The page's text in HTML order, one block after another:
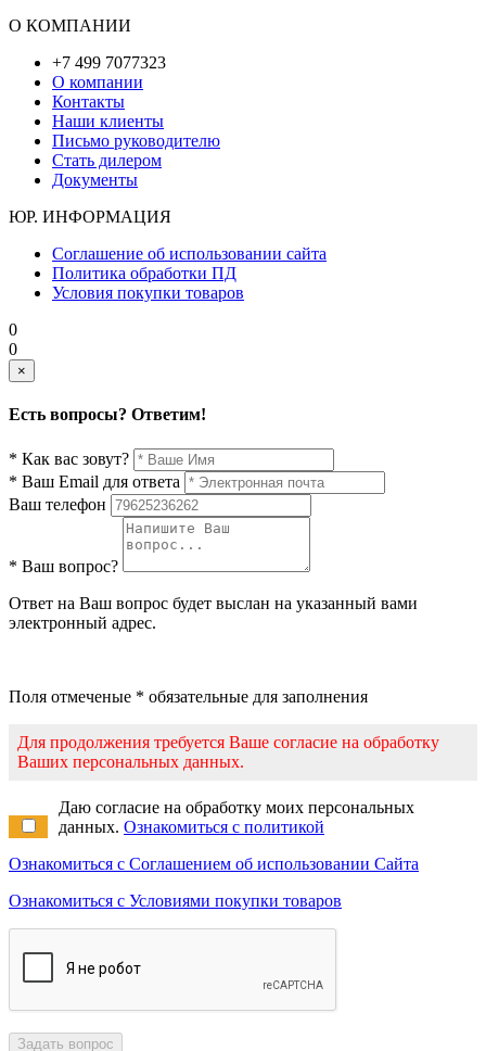
О КОМПАНИИ
+7 499 7077323
О компании
Контакты
Наши клиенты
Письмо руководителю
Стать дилером
Документы
ЮР. ИНФОРМАЦИЯ
Соглашение об использовании сайта
Политика обработки ПД
Условия покупки товаров
0
0
×
Есть вопросы? Ответим!
* Как вас зовут?
* Ваш Email для ответа
Ваш телефон
* Ваш вопрос?
Ответ на Ваш вопрос будет выслан на указанный вами
электронный адрес.
Поля отмеченые * обязательные для заполнения
Для продолжения требуется Ваше согласие на обработку
Ваших персональных данных.
Даю согласие на обработку моих персональных
данных. Ознакомиться с политикой
Ознакомиться с Соглашением об использовании Сайта
Ознакомиться с Условиями покупки товаров
Задать вопрос